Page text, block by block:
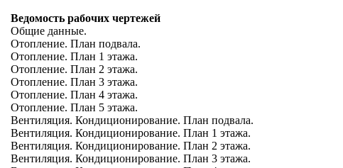
Ведомость рабочих чертежей
Общие данные.
Отопление. План подвала.
Отопление. План 1 этажа.
Отопление. План 2 этажа.
Отопление. План 3 этажа.
Отопление. План 4 этажа.
Отопление. План 5 этажа.
Вентиляция. Кондиционирование. План подвала.
Вентиляция. Кондиционирование. План 1 этажа.
Вентиляция. Кондиционирование. План 2 этажа.
Вентиляция. Кондиционирование. План 3 этажа.